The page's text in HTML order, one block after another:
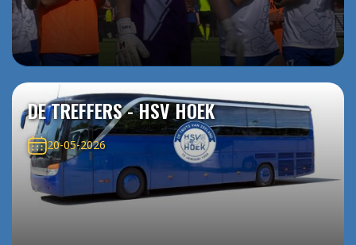
DE TREFFERS - HSV HOEK
20-05-2026